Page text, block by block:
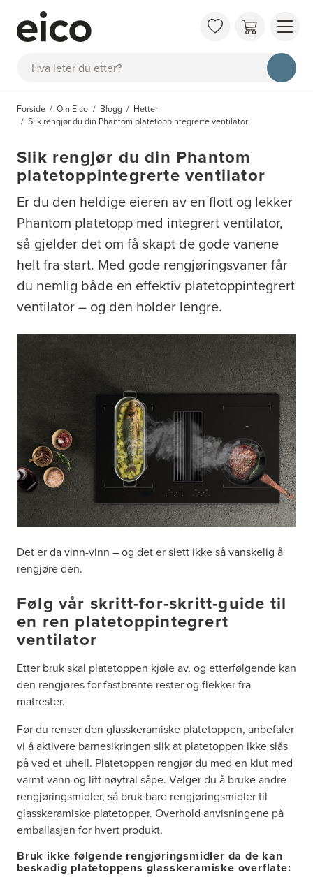
Søk
OM
FAQ
Forside Om Eico Blogg
Hetter
Slik rengjør du din Phantom platetoppintegrerte ventilator
Slik rengjør du din Phantom
platetoppintegrerte ventilator
Er du den heldige eieren av en flott og lekker
Phantom platetopp med integrert ventilator,
så gjelder det om få skapt de gode vanene
helt fra start. Med gode rengjøringsvaner får
du nemlig både en effektiv platetoppintegrert
ventilator – og den holder lengre.
Det er da vinn-vinn – og det er slett ikke så vanskelig å
rengjøre den.
Følg vår skritt-for-skritt-guide til
en ren platetoppintegrert
ventilator
Etter bruk skal platetoppen kjøle av, og etterfølgende kan
den rengjøres for fastbrente rester og flekker fra
matrester.
Før du renser den glasskeramiske platetoppen, anbefaler
vi å aktivere barnesikringen slik at platetoppen ikke slås
på ved et uhell. Platetoppen rengjør du med en klut med
varmt vann og litt nøytral såpe. Velger du å bruke andre
rengjøringsmidler, så bruk bare rengjøringsmidler til
glasskeramiske platetopper. Overhold anvisningene på
emballasjen for hvert produkt.
Bruk ikke følgende rengjøringsmidler da de kan
beskadig platetoppens glasskeramiske overflate: